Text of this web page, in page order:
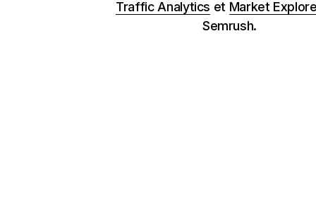
Traffic Analytics et Market
Semrush.